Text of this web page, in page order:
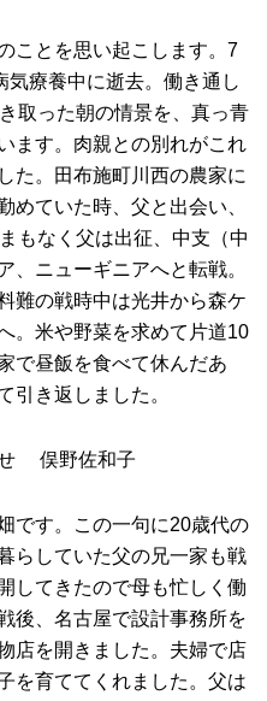
ことを思い起こします。7
気療養中に逝去。働き通し
取った朝の情景を、真っ青
ます。肉親との別れがこれ
た。田布施町川西の農家に
めていた時、父と出会い、
もなく父は出征、中支（中
、ニューギニアへと転戦。
難の戦時中は光井から森ケ
。米や野菜を求めて片道10
で昼飯を食べて休んだあ
引き返しました。
俣野佐和子
です。この一句に20歳代の
らしていた父の兄一家も戦
してきたので母も忙しく働
後、名古屋で設計事務所を
店を開きました。夫婦で店
を育ててくれました。父は